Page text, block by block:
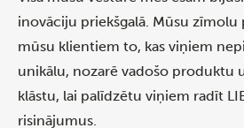
inovāciju priekšgalā. Mūsu zīmolu
mūsu klientiem to, kas viņiem
unikālu, nozarē vadošo produktu
klāstu, lai palīdzētu viņiem radīt
risinājumus.